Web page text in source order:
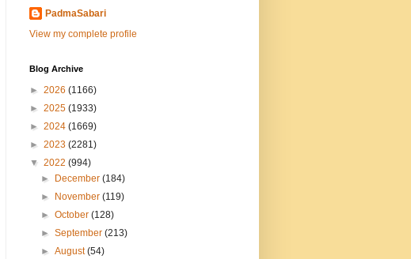
PadmaSabari
View my complete profile
Blog Archive
► 2026 (1166)
► 2025 (1933)
► 2024 (1669)
► 2023 (2281)
▼ 2022 (994)
►
December(184)
►
November(119)
►October(128)
►September(213)
►August(54)